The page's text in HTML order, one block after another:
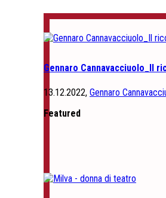
Gennaro Cannavacciuolo_Il
13.12.2022, Gennaro
Featured